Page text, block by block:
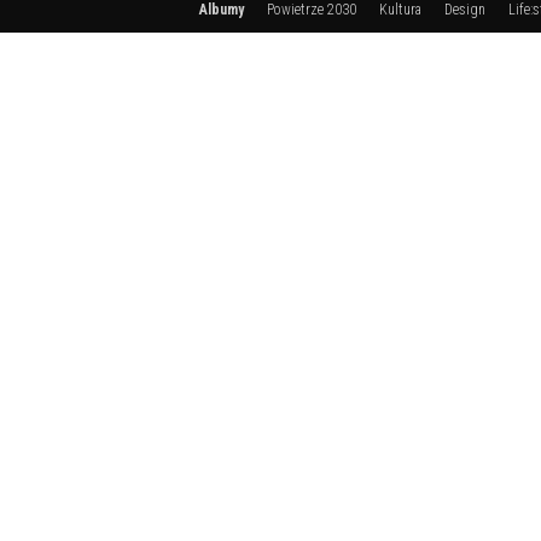
Albumy Powietrze 2030 Kultura Design